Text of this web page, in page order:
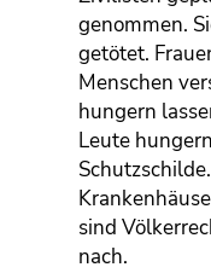
genommen.
getötet.
Menschen
hungern
Leute
sind
nach.